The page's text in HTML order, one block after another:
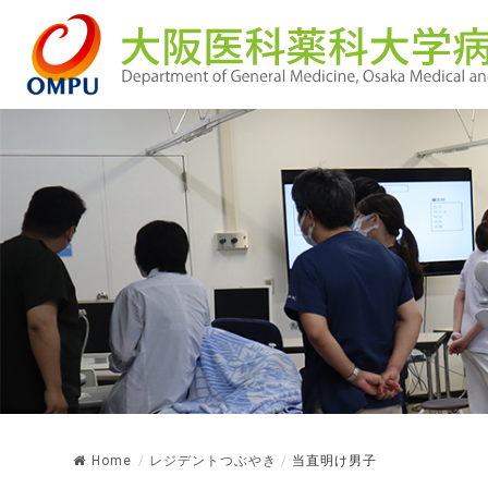
Home / レジデントつぶやき / 当直明け男子